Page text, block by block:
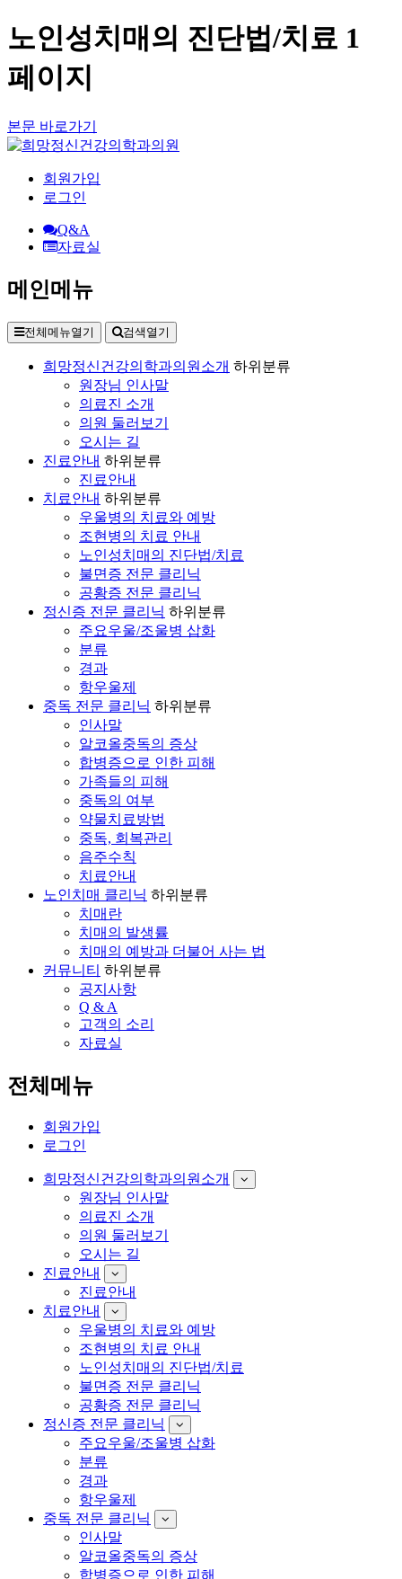
노인성치매의 진단법/치료 1
페이지
본문 바로가기
회원가입
로그인
Q&A
자료실
메인메뉴
전체메뉴열기 검색열기
희망정신건강의학과의원소개 하위분류
원장님 인사말
의료진 소개
의원 둘러보기
오시는 길
진료안내 하위분류
진료안내
치료안내 하위분류
우울병의 치료와 예방
조현병의 치료 안내
노인성치매의 진단법/치료
불면증 전문 클리닉
공황증 전문 클리닉
정신증 전문 클리닉 하위분류
주요우울/조울병 삽화
분류
경과
항우울제
중독 전문 클리닉 하위분류
인사말
알코올중독의 증상
합병증으로 인한 피해
가족들의 피해
중독의 여부
약물치료방법
중독, 회복관리
음주수칙
치료안내
노인치매 클리닉 하위분류
치매란
치매의 발생률
치매의 예방과 더불어 사는 법
커뮤니티 하위분류
공지사항
Q & A
고객의 소리
자료실
전체메뉴
회원가입
로그인
희망정신건강의학과의원소개
원장님 인사말
의료진 소개
의원 둘러보기
오시는 길
진료안내
진료안내
치료안내
우울병의 치료와 예방
조현병의 치료 안내
노인성치매의 진단법/치료
불면증 전문 클리닉
공황증 전문 클리닉
정신증 전문 클리닉
주요우울/조울병 삽화
분류
경과
항우울제
중독 전문 클리닉
인사말
알코올중독의 증상
합병증으로 인한 피해